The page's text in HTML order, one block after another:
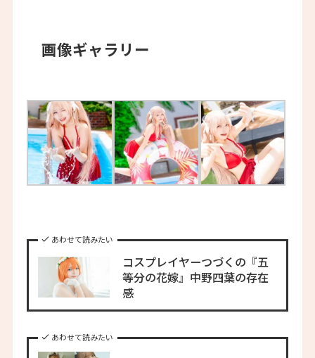
画像ギャラリー
あわせて読みたい
コスプレイヤーつづくの『五
等分の花嫁』中野四葉の存在
感
あわせて読みたい